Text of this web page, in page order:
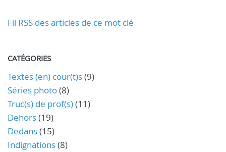
Fil RSS des articles de ce mot clé
CATÉGORIES
Textes (en) cour(t)s(9)
Séries photo(8)
Truc(s) de prof(s)(11)
Dehors(19)
Dedans(15)
Indignations(8)